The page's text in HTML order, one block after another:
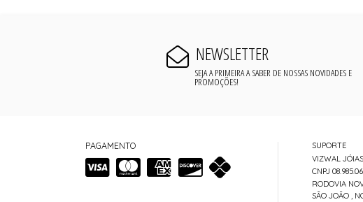
NEWSLETTER
SEJA A PRIMEIRA A SABER DE NOSSAS NOVIDADES E
PROMOÇÕES!
PAGAMENTO
SUPORTE
VIZWAL JÓIAS
CNPJ
RODOVIA
SÃO JOÃO ,